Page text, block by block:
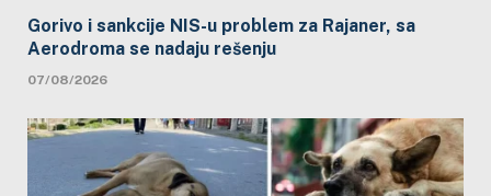
Gorivo i sankcije NIS-u problem za Rajaner, sa
Aerodroma se nadaju rešenju
07/08/2026